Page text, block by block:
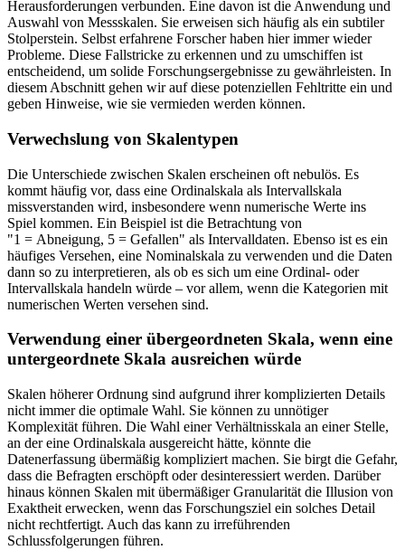
Herausforderungen verbunden. Eine davon ist die Anwendung und
Auswahl von Messskalen. Sie erweisen sich häufig als ein subtiler
Stolperstein. Selbst erfahrene Forscher haben hier immer wieder
Probleme. Diese Fallstricke zu erkennen und zu umschiffen ist
entscheidend, um solide Forschungsergebnisse zu gewährleisten. In
diesem Abschnitt gehen wir auf diese potenziellen Fehltritte ein und
geben Hinweise, wie sie vermieden werden können.
Verwechslung von Skalentypen
Die Unterschiede zwischen Skalen erscheinen oft nebulös. Es
kommt häufig vor, dass eine Ordinalskala als Intervallskala
missverstanden wird, insbesondere wenn numerische Werte ins
Spiel kommen. Ein Beispiel ist die Betrachtung von
1 = Abneigung, 5 = Gefallen
als Intervalldaten. Ebenso ist es ein
häufiges Versehen, eine Nominalskala zu verwenden und die Daten
dann so zu interpretieren, als ob es sich um eine Ordinal- oder
Intervallskala handeln würde – vor allem, wenn die Kategorien mit
numerischen Werten versehen sind.
Verwendung einer übergeordneten Skala, wenn eine
untergeordnete Skala ausreichen würde
Skalen höherer Ordnung sind aufgrund ihrer komplizierten Details
nicht immer die optimale Wahl. Sie können zu unnötiger
Komplexität führen. Die Wahl einer Verhältnisskala an einer Stelle,
an der eine Ordinalskala ausgereicht hätte, könnte die
Datenerfassung übermäßig kompliziert machen. Sie birgt die Gefahr,
dass die Befragten erschöpft oder desinteressiert werden. Darüber
hinaus können Skalen mit übermäßiger Granularität die Illusion von
Exaktheit erwecken, wenn das Forschungsziel ein solches Detail
nicht rechtfertigt. Auch das kann zu irreführenden
Schlussfolgerungen führen.